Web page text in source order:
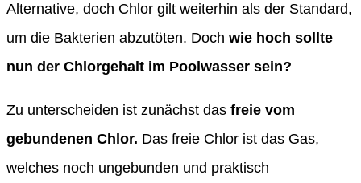
Alternative, doch Chlor gilt weiterhin als der Standard,
um die Bakterien abzutöten. Doch wie hoch sollte
nun der Chlorgehalt im Poolwasser sein?
Zu unterscheiden ist zunächst das freie vom
gebundenen Chlor. Das freie Chlor ist das Gas,
welches noch ungebunden und praktisch